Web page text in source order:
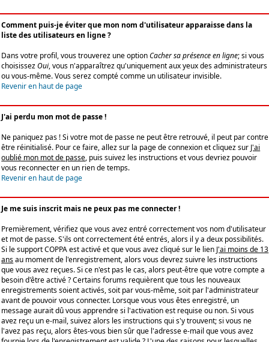
Comment puis-je éviter que mon nom d'utilisateur apparaisse dans la
liste des utilisateurs en ligne ?
Dans votre profil, vous trouverez une optionCacher sa présence en ligne; si vous
choisissezOui, vous n'apparaîtrez qu'uniquement aux yeux des administrateurs
ou vous-même. Vous serez compté comme un utilisateur invisible.
Revenir en haut de page
J'ai perdu mon mot de passe !
Ne paniquez pas ! Si votre mot de passe ne peut être retrouvé, il peut par contre
être réinitialisé. Pour ce faire, allez sur la page de connexion et cliquez sur J'ai
oublié mon mot de passe, puis suivez les instructions et vous devriez pouvoir
vous reconnecter en un rien de temps.
Revenir en haut de page
Je me suis inscrit mais ne peux pas me connecter !
Premièrement, vérifiez que vous avez entré correctement vos nom d'utilisateur
et mot de passe. S'ils ont correctement été entrés, alors il y a deux possibilités.
Si le support COPPA est activé et que vous avez cliqué sur le lien J'ai moins de 13
ansau moment de l'enregistrement, alors vous devrez suivre les instructions
que vous avez reçues. Si ce n'est pas le cas, alors peut-être que votre compte a
besoin d'être activé ? Certains forums requièrent que tous les nouveaux
enregistrements soient activés, soit par vous-même, soit par l'administrateur
avant de pouvoir vous connecter. Lorsque vous vous êtes enregistré, un
message aurait dû vous apprendre si l'activation est requise ou non. Si vous
avez reçu un e-mail, suivez alors les instructions qui s'y trouvent; si vous ne
l'avez pas reçu, alors êtes-vous bien sûr que l'adresse e-mail que vous avez